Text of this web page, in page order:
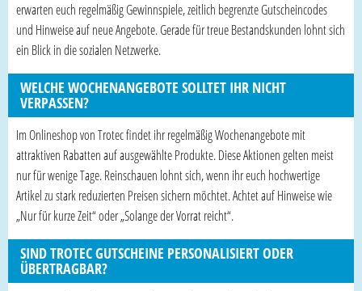
erwarten euch regelmäßig Gewinnspiele, zeitlich begrenzte Gutscheincodes
und Hinweise auf neue Angebote. Gerade für treue Bestandskunden lohnt sich
ein Blick in die sozialen Netzwerke.
WELCHE WOCHENANGEBOTE SOLLTET IHR NICHT
VERPASSEN?
Im Onlineshop von Trotec findet ihr regelmäßig Wochenangebote mit
attraktiven Rabatten auf ausgewählte Produkte. Diese Aktionen gelten meist
nur für wenige Tage. Reinschauen lohnt sich, wenn ihr euch hochwertige
Artikel zu stark reduzierten Preisen sichern möchtet. Achtet auf Hinweise wie
„Nur für kurze Zeit“ oder „Solange der Vorrat reicht“.
SIND TROTEC GUTSCHEINE PERSONALISIERT ODER
ÜBERTRAGBAR?